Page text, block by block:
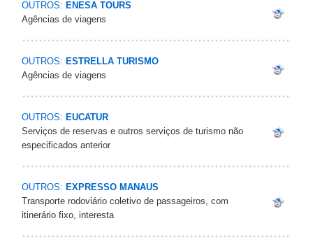
OUTROS: ENESA TOURS
Agências de viagens
OUTROS: ESTRELLA TURISMO
Agências de viagens
OUTROS: EUCATUR
Serviços de reservas e outros serviços de turismo não
especificados anterior
OUTROS: EXPRESSO MANAUS
Transporte rodoviário coletivo de passageiros, com
itinerário fixo, interesta